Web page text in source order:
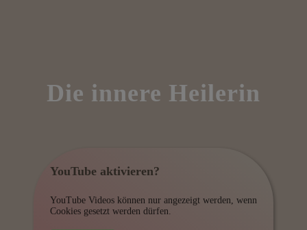
Die innere Heilerin
YouTube aktivieren?
YouTube Videos können nur angezeigt werden, wenn
Cookies gesetzt werden dürfen.